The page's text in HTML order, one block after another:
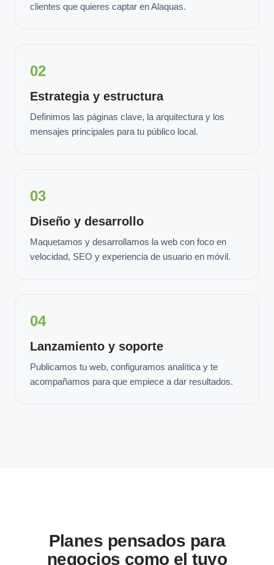
clientes que quieres captar en Alaquas.
02
Estrategia y estructura
Definimos las páginas clave, la arquitectura y los
mensajes principales para tu público local.
03
Diseño y desarrollo
Maquetamos y desarrollamos la web con foco en
velocidad, SEO y experiencia de usuario en móvil.
04
Lanzamiento y soporte
Publicamos tu web, configuramos analítica y te
acompañamos para que empiece a dar resultados.
Planes pensados para
negocios como el tuyo